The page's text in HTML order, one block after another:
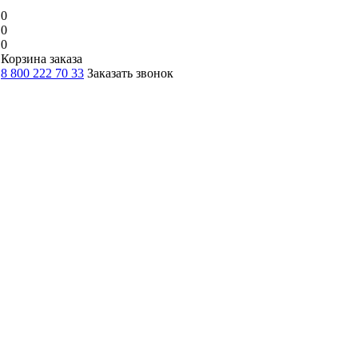
0
0
0
Корзина заказа
8 800 222 70 33 Заказать звонок